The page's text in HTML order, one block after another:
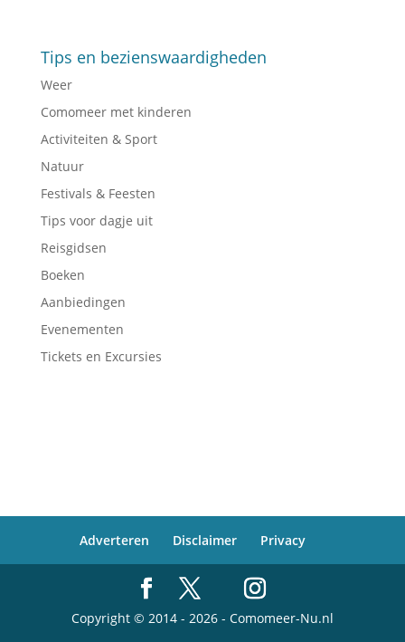
Tips en bezienswaardigheden
Weer
Comomeer met kinderen
Activiteiten & Sport
Natuur
Festivals & Feesten
Tips voor dagje uit
Reisgidsen
Boeken
Aanbiedingen
Evenementen
Tickets en Excursies
Adverteren Disclaimer Privacy
Copyright © 2014 - 2026 - Comomeer-Nu.nl